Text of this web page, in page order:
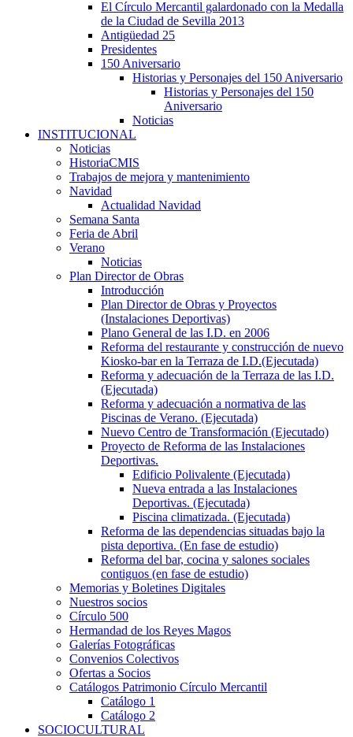
El Círculo Mercantil galardonado con la Medalla
de la Ciudad de Sevilla 2013
Antigüedad 25
Presidentes
150 Aniversario
Historias y Personajes del 150 Aniversario
Historias y Personajes del 150
Aniversario
Noticias
INSTITUCIONAL
Noticias
HistoriaCMIS
Trabajos de mejora y mantenimiento
Navidad
Actualidad Navidad
Semana Santa
Feria de Abril
Verano
Noticias
Plan Director de Obras
Introducción
Plan Director de Obras y Proyectos
(Instalaciones Deportivas)
Plano General de las I.D. en 2006
Reforma del restaurante y construcción de nuevo
Kiosko-bar en la Terraza de I.D.(Ejecutada)
Reforma y adecuación de la Terraza de las I.D.
(Ejecutada)
Reforma y adecuación a normativa de las
Piscinas de Verano. (Ejecutada)
Nuevo Centro de Transformación (Ejecutado)
Proyecto de Reforma de las Instalaciones
Deportivas.
Edificio Polivalente (Ejecutada)
Nueva entrada a las Instalaciones
Deportivas. (Ejecutada)
Piscina climatizada. (Ejecutada)
Reforma de las dependencias situadas bajo la
pista deportiva. (En fase de estudio)
Reforma del bar, cocina y salones sociales
contiguos (en fase de estudio)
Memorias y Boletines Digitales
Nuestros socios
Círculo 500
Hermandad de los Reyes Magos
Galerías Fotográficas
Convenios Colectivos
Ofertas a Socios
Catálogos Patrimonio Círculo Mercantil
Catálogo 1
Catálogo 2
SOCIOCULTURAL